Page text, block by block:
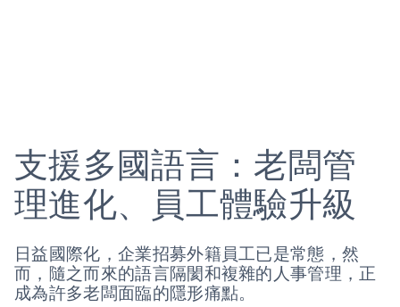
支援多國語言：老闆管
理進化、員工體驗升級
日益國際化，企業招募外籍員工已是常態，然
而，隨之而來的語言隔閡和複雜的人事管理，正
成為許多老闆面臨的隱形痛點。